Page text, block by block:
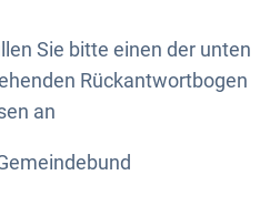
Sie bitte einen der unten
Rückantwortbogen
an